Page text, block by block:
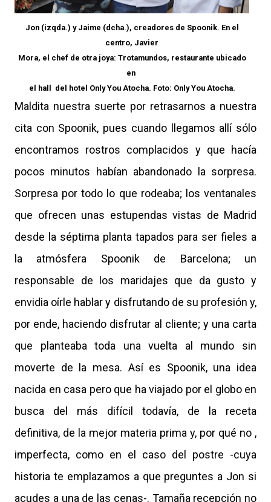
Jon (izqda.) y Jaime (dcha.), creadores de Spoonik. En el
centro, Javier
Mora, el chef de otra joya: Trotamundos, restaurante ubicado
en
el hall del hotel Only You Atocha. Foto: Only You Atocha.
Maldita nuestra suerte por retrasarnos a nuestra
cita con Spoonik, pues cuando llegamos allí sólo
encontramos rostros complacidos y que hacía
pocos minutos habían abandonado la sorpresa.
Sorpresa por todo lo que rodeaba; los ventanales
que ofrecen unas estupendas vistas de Madrid
desde la séptima planta tapados para ser fieles a
la atmósfera Spoonik de Barcelona; un
responsable de los maridajes que da gusto y
envidia oírle hablar y disfrutando de su profesión y,
por ende, haciendo disfrutar al cliente; y una carta
que planteaba toda una vuelta al mundo sin
moverte de la mesa. Así es Spoonik, una idea
nacida en casa pero que ha viajado por el globo en
busca del más difícil todavía, de la receta
definitiva, de la mejor materia prima y, por qué no ,
imperfecta, como en el caso del postre -cuya
historia te emplazamos a que preguntes a Jon si
acudes a una de las cenas-. Tamaña recepción no